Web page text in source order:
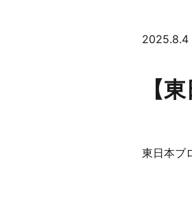
2025.8.4
【
東日本ブ